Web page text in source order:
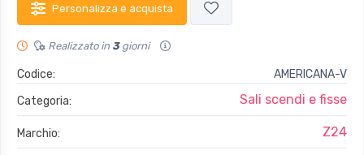
Personalizza e acquista
Realizzato in 3giorni
Codice:
AMERICANA-V
Categoria:
Sali scendi e fisse
Marchio: Z24